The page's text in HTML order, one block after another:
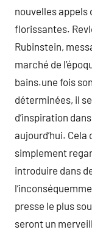
nouvelles appels
florissantes.
Rubinstein,
marché de
bains.une fois
déterminées, il
d’inspiration
aujourd’hui. Cela
simplement
introduire dans
presse le plus
seront un